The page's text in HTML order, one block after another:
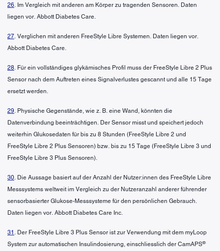
26. Im Vergleich mit anderen am Körper zu tragenden Sensoren. Daten
liegen vor. Abbott Diabetes Care.
27. Verglichen mit anderen FreeStyle Libre Systemen. Daten liegen vor.
Abbott Diabetes Care.
28. Für ein vollständiges glykämisches Profil muss der FreeStyle Libre 2 Plus
Sensor nach dem Auftreten eines Signalverlustes gescannt und alle 15 Tage
ersetzt werden.
29. Physische Gegenstände, wie z. B. eine Wand, könnten die
Datenverbindung beeinträchtigen. Der Sensor misst und speichert jedoch
weiterhin Glukosedaten für bis zu 8 Stunden (FreeStyle Libre 2 und
FreeStyle Libre 2 Plus Sensoren) bzw. bis zu 15 Tage (FreeStyle Libre 3 und
FreeStyle Libre 3 Plus Sensoren).
30. Die Aussage basiert auf der Anzahl der Nutzer:innen des FreeStyle Libre
Messsystems weltweit im Vergleich zu der Nutzeranzahl anderer führender
sensorbasierter Glukose-Messsysteme für den persönlichen Gebrauch.
Daten liegen vor. Abbott Diabetes Care Inc.
31 . Der FreeStyle Libre 3 Plus Sensor ist zur Verwendung mit dem myLoop
System zur automatischen Insulindosierung, einschliesslich der CamAPS®